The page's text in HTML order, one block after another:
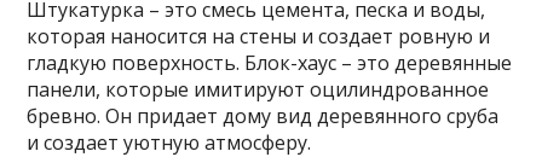
Штукатурка – это смесь цемента, песка и воды,
которая наносится на стены и создает ровную и
гладкую поверхность. Блок-хаус – это деревянные
панели, которые имитируют оцилиндрованное
бревно. Он придает дому вид деревянного сруба
и создает уютную атмосферу.